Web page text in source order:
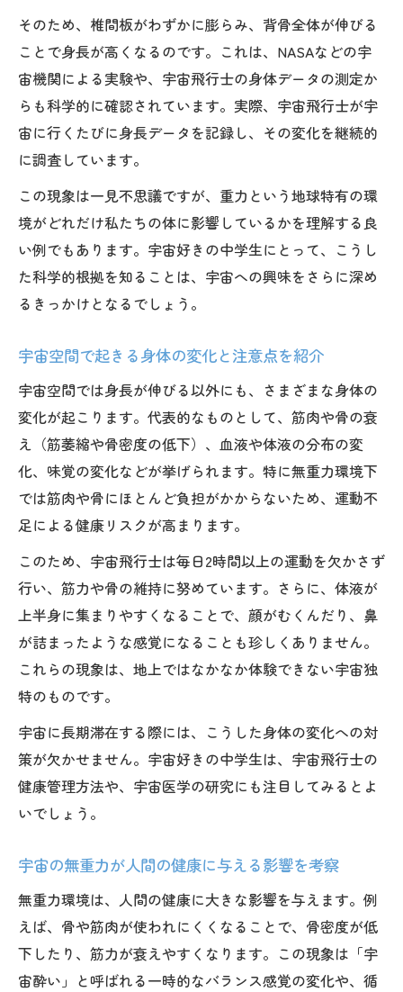
そのため、椎間板がわずかに膨らみ、背骨全体が伸びる
ことで身長が高くなるのです。これは、NASAなどの宇
宙機関による実験や、宇宙飛行士の身体データの測定か
らも科学的に確認されています。実際、宇宙飛行士が宇
宙に行くたびに身長データを記録し、その変化を継続的
に調査しています。
この現象は一見不思議ですが、重力という地球特有の環
境がどれだけ私たちの体に影響しているかを理解する良
い例でもあります。宇宙好きの中学生にとって、こうし
た科学的根拠を知ることは、宇宙への興味をさらに深め
るきっかけとなるでしょう。
宇宙空間で起きる身体の変化と注意点を紹介
宇宙空間では身長が伸びる以外にも、さまざまな身体の
変化が起こります。代表的なものとして、筋肉や骨の衰
え（筋萎縮や骨密度の低下）、血液や体液の分布の変
化、味覚の変化などが挙げられます。特に無重力環境下
では筋肉や骨にほとんど負担がかからないため、運動不
足による健康リスクが高まります。
このため、宇宙飛行士は毎日2時間以上の運動を欠かさず
行い、筋力や骨の維持に努めています。さらに、体液が
上半身に集まりやすくなることで、顔がむくんだり、鼻
が詰まったような感覚になることも珍しくありません。
これらの現象は、地上ではなかなか体験できない宇宙独
特のものです。
宇宙に長期滞在する際には、こうした身体の変化への対
策が欠かせません。宇宙好きの中学生は、宇宙飛行士の
健康管理方法や、宇宙医学の研究にも注目してみるとよ
いでしょう。
宇宙の無重力が人間の健康に与える影響を考察
無重力環境は、人間の健康に大きな影響を与えます。例
えば、骨や筋肉が使われにくくなることで、骨密度が低
下したり、筋力が衰えやすくなります。この現象は「宇
宙酔い」と呼ばれる一時的なバランス感覚の変化や、循